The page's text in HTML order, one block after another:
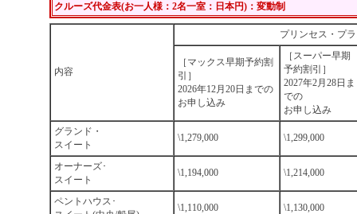
クルーズ代金表(お一人様：2名一室：日本円)：変動制
内容
プリンセス・プ
［マックス早期予約割
引］
2026年12月20日までの
お申し込み
［スーパー早期
予約割引］
2027年2月28日ま
での
お申し込み
グランド・
スイート
\1,279,000 \1,299,000
オーナーズ･
スイート
\1,194,000 \1,214,000
ペントハウス･
\1,110,000 \1,130,000